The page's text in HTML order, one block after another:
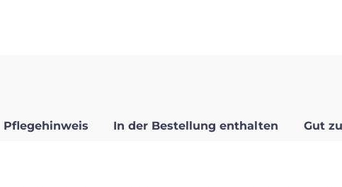
Pflegehinweis In der Bestellung enthalten Gut